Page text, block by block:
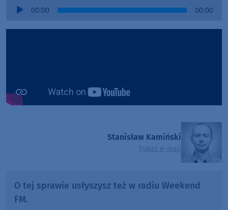
Audio
00:00 00:00
Stanisław Kamiński
Pokaż e-mail
O tej sprawie usłyszysz też w radiu Weekend
FM.